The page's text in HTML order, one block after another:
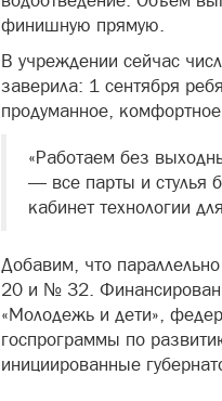
финишную прямую.
В учреждении сейчас
заверила: 1 сентября
продуманное,
«Работаем без
— все парты и стулья
кабинет технологии
Добавим, что
20 и № 32.
«Молодежь и дети»,
госпрограммы по
инициированные